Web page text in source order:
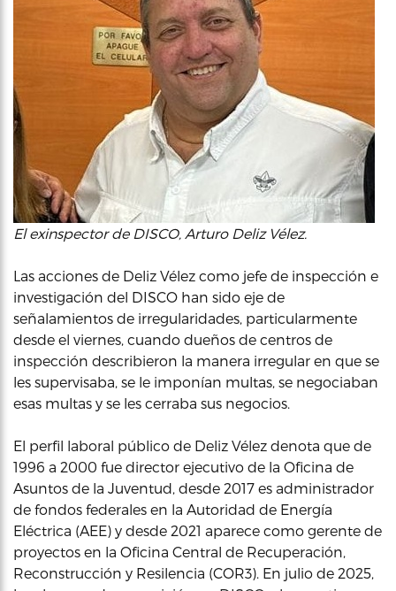
El exinspector de DISCO, Arturo Deliz Vélez.
Las acciones de Deliz Vélez como jefe de inspección e
investigación del DISCO han sido eje de
señalamientos de irregularidades, particularmente
desde el viernes, cuando dueños de centros de
inspección describieron la manera irregular en que se
les supervisaba, se le imponían multas, se negociaban
esas multas y se les cerraba sus negocios.
El perfil laboral público de Deliz Vélez denota que de
1996 a 2000 fue director ejecutivo de la Oficina de
Asuntos de la Juventud, desde 2017 es administrador
de fondos federales en la Autoridad de Energía
Eléctrica (AEE) y desde 2021 aparece como gerente de
proyectos en la Oficina Central de Recuperación,
Reconstrucción y Resilencia (COR3). En julio de 2025,